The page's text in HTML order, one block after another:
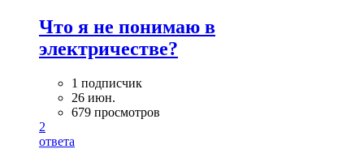
Что я не понимаю в
электричестве?
1 подписчик
26 июн.
679 просмотров
2
ответа